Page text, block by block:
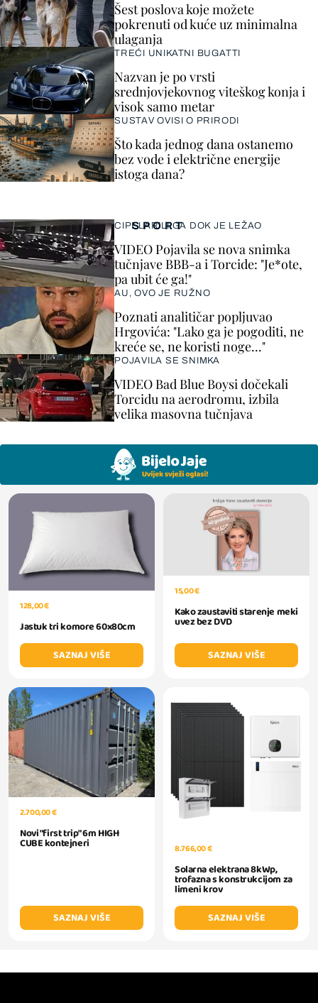
SPORT
CIPELARILI GA DOK JE LEŽAO
VIDEO Pojavila se nova snimka
tučnjave BBB-a i Torcide: "Je*ote,
pa ubit će ga!"
AU, OVO JE RUŽNO
Poznati analitičar popljuvao
Hrgovića: "Lako ga je pogoditi, ne
kreće se, ne koristi noge..."
POJAVILA SE SNIMKA
VIDEO Bad Blue Boysi dočekali
Torcidu na aerodromu, izbila
velika masovna tučnjava
Šest poslova koje možete
pokrenuti od kuće uz minimalna
ulaganja
TREĆI UNIKATNI BUGATTI
Nazvan je po vrsti
srednjovjekovnog viteškog konja i
visok samo metar
SUSTAV OVISI O PRIRODI
Što kada jednog dana ostanemo
bez vode i električne energije
istoga dana?
128,00 €
Jastuk tri komore 60x80cm
SAZNAJ VIŠE
15,00 €
Kako zaustaviti starenje meki
uvez bez DVD
SAZNAJ VIŠE
2.700,00 €
Novi "first trip" 6m HIGH
CUBE kontejneri
SAZNAJ VIŠE
8.766,00 €
Solarna elektrana 8kWp,
trofazna s konstrukcijom za
limeni krov
SAZNAJ VIŠE